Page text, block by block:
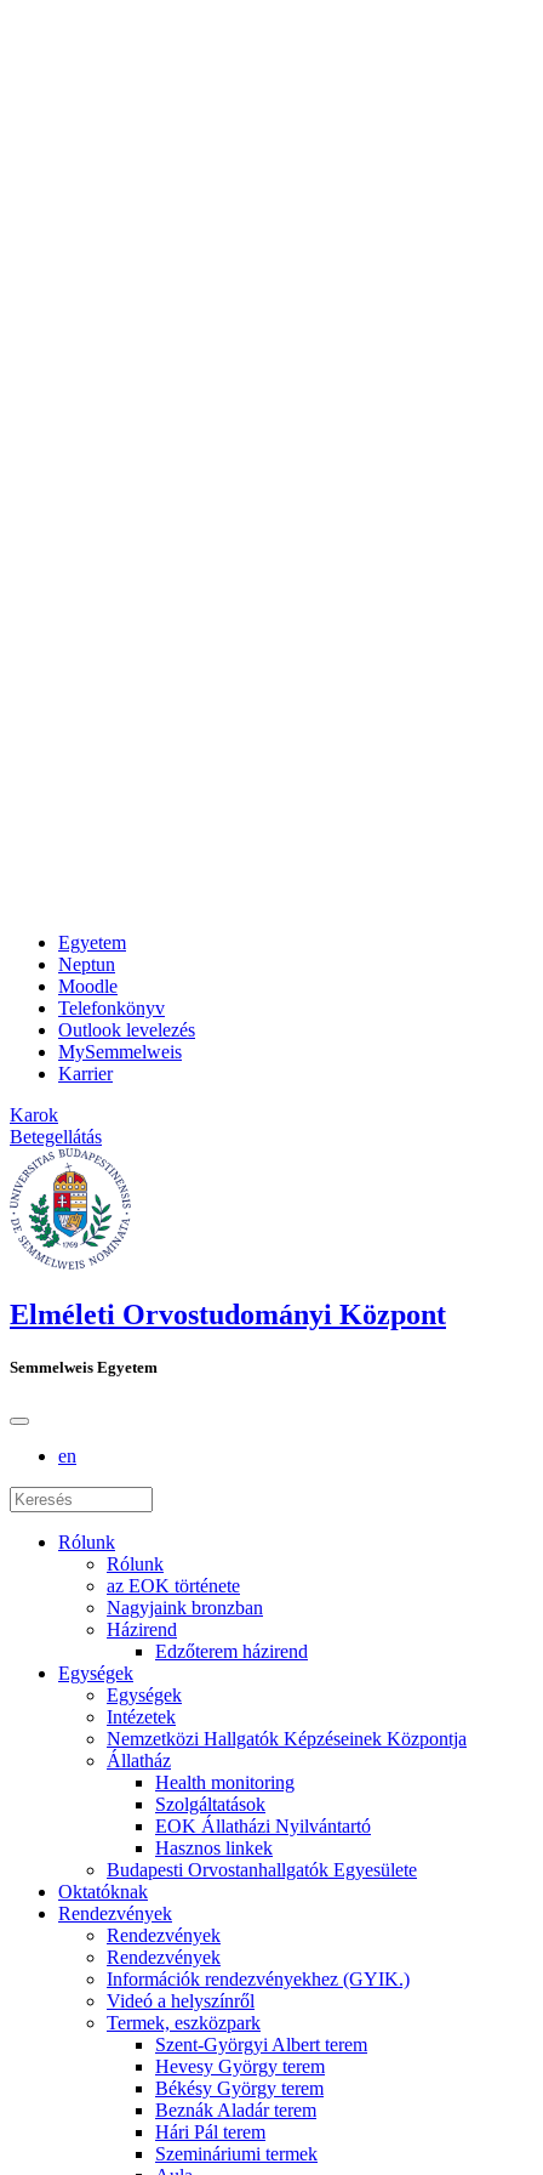
Egyetem
Neptun
Moodle
Telefonkönyv
Outlook levelezés
MySemmelweis
Karrier
Karok
Betegellátás
Elméleti Orvostudományi Központ
Semmelweis Egyetem
en
Rólunk
Rólunk
az EOK története
Nagyjaink bronzban
Házirend
Edzőterem házirend
Egységek
Egységek
Intézetek
Nemzetközi Hallgatók Képzéseinek Központja
Állatház
Health monitoring
Szolgáltatások
EOK Állatházi Nyilvántartó
Hasznos linkek
Budapesti Orvostanhallgatók Egyesülete
Oktatóknak
Rendezvények
Rendezvények
Rendezvények
Információk rendezvényekhez (GYIK.)
Videó a helyszínről
Termek, eszközpark
Szent-Györgyi Albert terem
Hevesy György terem
Békésy György terem
Beznák Aladár terem
Hári Pál terem
Szemináriumi termek